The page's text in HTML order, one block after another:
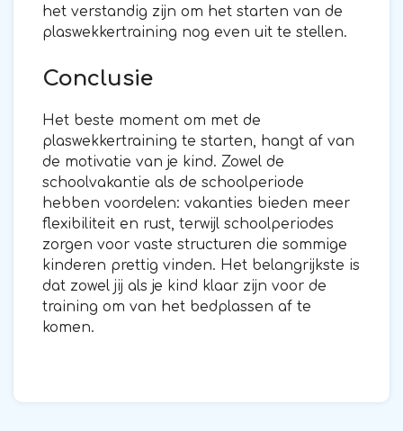
het verstandig zijn om het starten van de
plaswekkertraining nog even uit te stellen.
Conclusie
Het beste moment om met de
plaswekkertraining te starten, hangt af van
de motivatie van je kind. Zowel de
schoolvakantie als de schoolperiode
hebben voordelen: vakanties bieden meer
flexibiliteit en rust, terwijl schoolperiodes
zorgen voor vaste structuren die sommige
kinderen prettig vinden. Het belangrijkste is
dat zowel jij als je kind klaar zijn voor de
training om van het bedplassen af te
komen.